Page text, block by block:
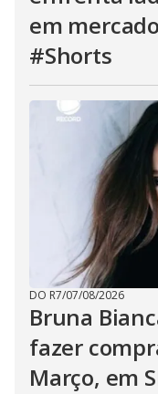
em
#Shorts
DO R7/07/08/2026
Bruna
fazer
Março, em